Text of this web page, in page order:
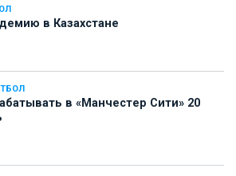
в Казахстане
в «Манчестер Сити» 20